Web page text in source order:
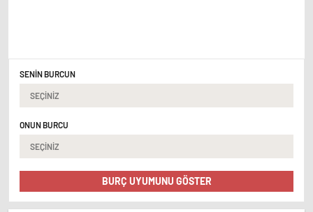
SENİN BURCUN
ONUN BURCU
BURÇ UYUMUNU GÖSTER